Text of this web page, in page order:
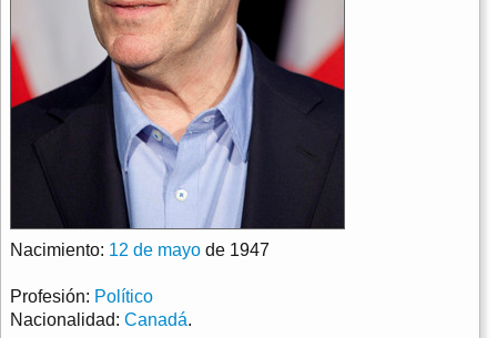
Nacimiento: 12 de mayo de 1947
Profesión: Político
Nacionalidad: Canadá.